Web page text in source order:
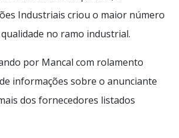
Industriais criou o maior número
no ramo industrial.
por Mancal com rolamento
informações sobre o anunciante
dos fornecedores listados